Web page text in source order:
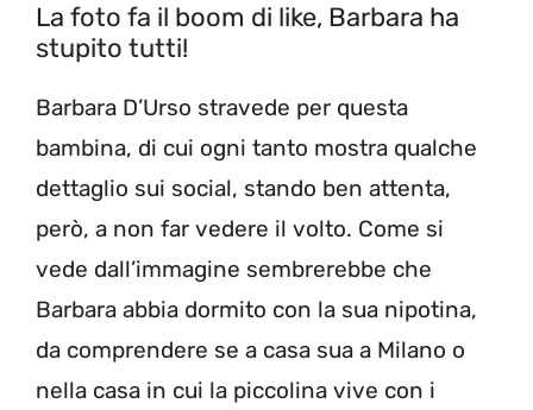
La foto fa il boom di like, Barbara ha
stupito tutti!
Barbara D’Urso stravede per questa
bambina, di cui ogni tanto mostra qualche
dettaglio sui social, stando ben attenta,
però, a non far vedere il volto. Come si
vede dall’immagine sembrerebbe che
Barbara abbia dormito con la sua nipotina,
da comprendere se a casa sua a Milano o
nella casa in cui la piccolina vive con i